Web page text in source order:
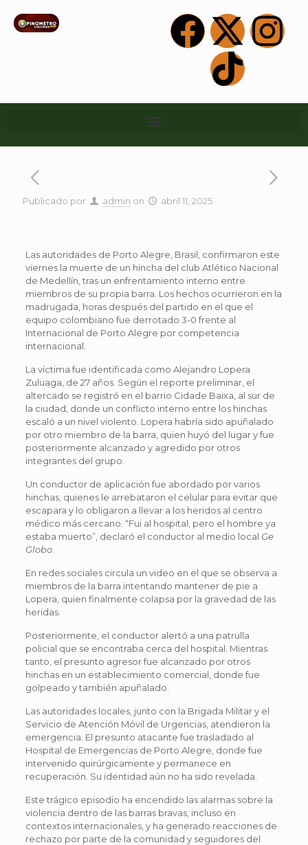
Publicado por admin on abril 11, 2025
Las autoridades de Porto Alegre, Brasil, confirmaron este
viernes la muerte de un hincha del club Atlético Nacional
de Medellín, tras un enfrentamiento interno entre
miembros de su propia barra. Los hechos ocurrieron en la
madrugada, horas después del partido en el que el
equipo colombiano fue derrotado 3-0 frente al
Internacional de Porto Alegre por competencia
internacional.
La víctima fue identificada como Alejandro Lopera
Zuluaga, de 27 años. Según el reporte preliminar, el
altercado se registró en el barrio Cidade Baixa, al sur de
la ciudad, donde un conflicto interno entre los hinchas
escaló a un nivel violento. Lopera habría sido apuñalado
por otro miembro de la barra, quien huyó del lugar y fue
posteriormente alcanzado y agredido por otros
integrantes del grupo.
Un conductor de aplicación fue abordado por varios
hinchas, quienes le arrebataron el celular para evitar que
escapara y lo obligaron a llevar a los heridos al centro
médico más cercano. “Fui al hospital, pero el hombre ya
estaba muerto”, declaró el conductor al medio local Ge
Globo.
En redes sociales circula un video en el que se observa a
miembros de la barra intentando mantener de pie a
Lopera, quien finalmente colapsa por la gravedad de las
heridas.
Posteriormente, el conductor alertó a una patrulla
policial que se encontraba cerca del hospital. Mientras
tanto, el presunto agresor fue alcanzado por otros
hinchas en un establecimiento comercial, donde fue
golpeado y también apuñalado.
Las autoridades locales, junto con la Brigada Militar y el
Servicio de Atención Móvil de Urgencias, atendieron la
emergencia. El presunto atacante fue trasladado al
Hospital de Emergencias de Porto Alegre, donde fue
intervenido quirúrgicamente y permanece en
recuperación. Su identidad aún no ha sido revelada.
Este trágico episodio ha encendido las alarmas sobre la
violencia dentro de las barras bravas, incluso en
contextos internacionales, y ha generado reacciones de
rechazo por parte de la comunidad y seguidores del